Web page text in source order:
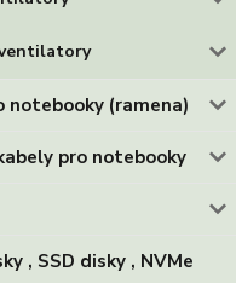
notebooky (ramena)
pro notebooky
, SSD disky , NVMe